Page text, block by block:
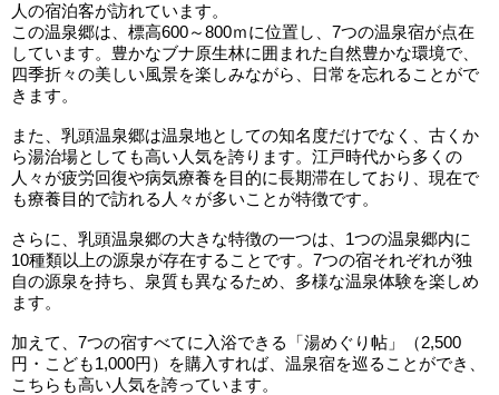
人の宿泊客が訪れています。
この温泉郷は、標高600～800ｍに位置し、7つの温泉宿が点在
しています。豊かなブナ原生林に囲まれた自然豊かな環境で、
四季折々の美しい風景を楽しみながら、日常を忘れることがで
きます。
また、乳頭温泉郷は温泉地としての知名度だけでなく、古くか
ら湯治場としても高い人気を誇ります。江戸時代から多くの
人々が疲労回復や病気療養を目的に長期滞在しており、現在で
も療養目的で訪れる人々が多いことが特徴です。
さらに、乳頭温泉郷の大きな特徴の一つは、1つの温泉郷内に
10種類以上の源泉が存在することです。7つの宿それぞれが独
自の源泉を持ち、泉質も異なるため、多様な温泉体験を楽しめ
ます。
加えて、7つの宿すべてに入浴できる「湯めぐり帖」（2,500
円・こども1,000円）を購入すれば、温泉宿を巡ることができ、
こちらも高い人気を誇っています。